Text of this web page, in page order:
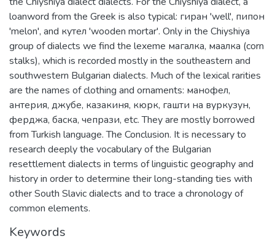
loanword from the Greek is also typical: гиран 'well', пипон
'melon', and кутел 'wooden mortar'. Only in the Chiyshiya
group of dialects we find the lexeme магалка, маалка (corn
stalks), which is recorded mostly in the southeastern and
southwestern Bulgarian dialects. Much of the lexical rarities
are the names of clothing and ornaments: манофел,
антерия, джубе, казакиня, кюрк, гашти на вуркузун,
ферджа, баска, чепрази, etc. They are mostly borrowed
from Turkish language. The Conclusion. It is necessary to
research deeply the vocabulary of the Bulgarian
resettlement dialects in terms of linguistic geography and
history in order to determine their long-standing ties with
other South Slavic dialects and to trace a chronology of
common elements.
Keywords